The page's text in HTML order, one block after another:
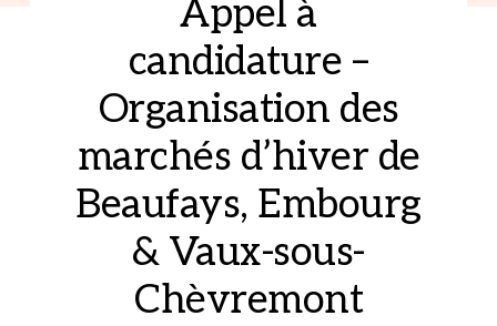
Appel à
candidature –
Organisation des
marchés d’hiver de
Beaufays, Embourg
& Vaux-sous­
Chèvremont